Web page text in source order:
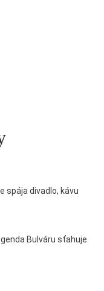
spája divadlo, kávu
Bulváru sťahuje.